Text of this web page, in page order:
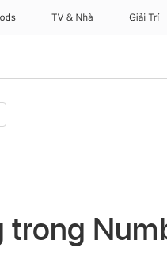
TV & Nhà Giải Trí